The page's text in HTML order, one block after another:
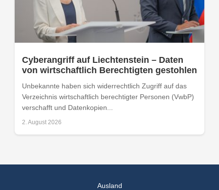
Cyberangriff auf Liechtenstein – Daten
von wirtschaftlich Berechtigten gestohlen
Unbekannte haben sich widerrechtlich Zugriff auf das
Verzeichnis wirtschaftlich berechtigter Personen (VwbP)
verschafft und Datenkopien...
2. August 2026
Ausland